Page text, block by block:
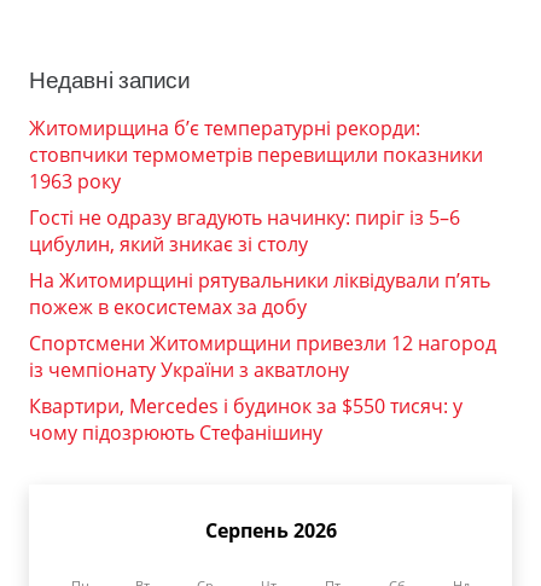
Недавні записи
Житомирщина б’є температурні рекорди:
стовпчики термометрів перевищили показники
1963 року
Гості не одразу вгадують начинку: пиріг із 5–6
цибулин, який зникає зі столу
На Житомирщині рятувальники ліквідували п’ять
пожеж в екосистемах за добу
Спортсмени Житомирщини привезли 12 нагород
із чемпіонату України з акватлону
Квартири, Mercedes і будинок за $550 тисяч: у
чому підозрюють Стефанішину
Серпень 2026